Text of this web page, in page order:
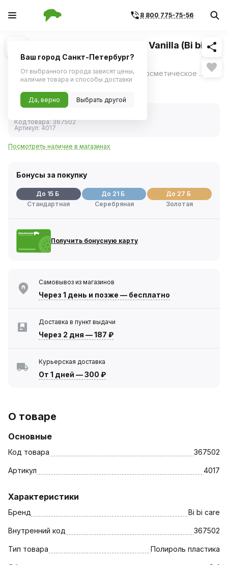
8 800 775-75-56
1/1 Похожие
Полироль пластика аэрозоль Vanilla (Bi bi
care) 400 мл
Полироль пластика Vanilla Bi bi care - косметическое средство для полировки пластиковых элементов интерьера автомобиля. ещё
Код товара:367502
Артикул: 4017
Посмотреть наличие в магазинах
Бонусы за покупку
До 15 Б
Стандартная
До 21 Б
Серебряная
До 27 Б
Золотая
Получить бонусную карту
Самовывоз из магазинов
Через 1 день и позже — бесплатно
Доставка в пункт выдачи
Через 2 дня —187 ₽
Курьерская доставка
От 1 дней —300 ₽
О товаре
Основные
Код товара 367502
Артикул 4017
Характеристики
Бренд Bi bi care
Внутренний код 367502
Тип товара Полироль пластика
Ваш город Санкт-Петербург?
От выбранного города зависят цены,
наличие товара и способы доставки
Да, верно Выбрать другой